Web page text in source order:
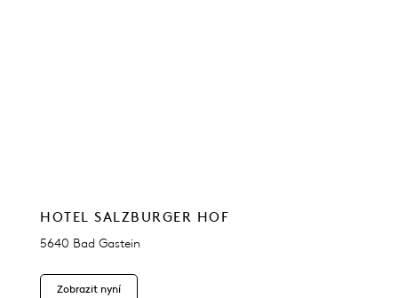
HOTEL SALZBURGER HOF
5640 Bad Gastein
Zobrazit nyní